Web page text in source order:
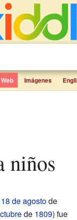
Web Imágenes
niños
18 de agostode
de 1809) fue